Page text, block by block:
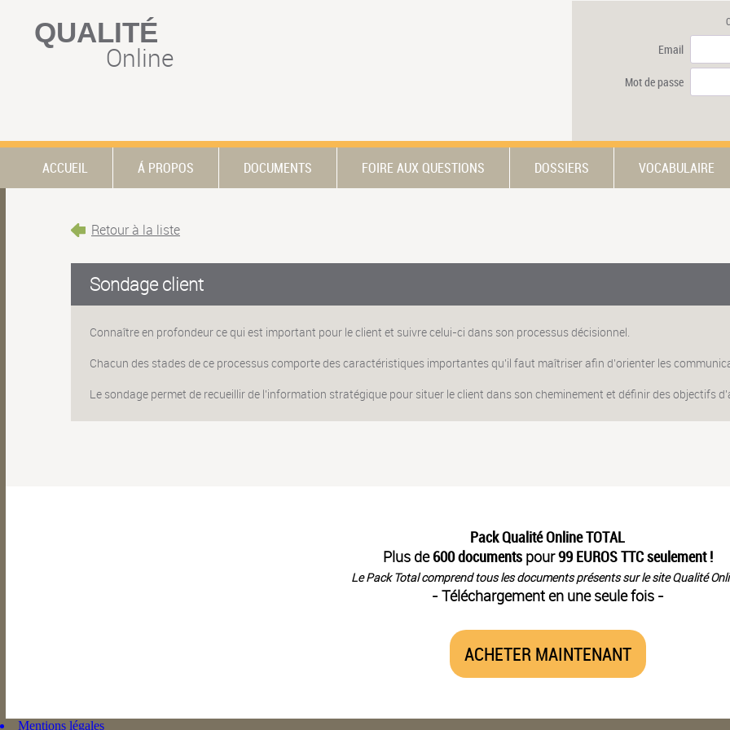
QUALITÉ
Online Email
Mot de passe
ACCUEIL Á PROPOS DOCUMENTS FOIRE AUX QUESTIONS DOSSIERS VOCABULAIRE
Retour à la liste
Sondage client
Connaître en profondeur ce qui est important pour le client et suivre celui-ci dans son processus décisionnel.
Chacun des stades de ce processus comporte des caractéristiques importantes qu'il faut maîtriser afin d'orienter les
Le sondage permet de recueillir de l'information stratégique pour situer le client dans son cheminement et définir des objectifs
Pack Qualité Online TOTAL
Plus de600 documentspour99 EUROS TTC seulement !
Le Pack Total comprend tous les documents présents sur le site Qualité
- Téléchargement en une seule fois -
ACHETER MAINTENANT
Mentions légales